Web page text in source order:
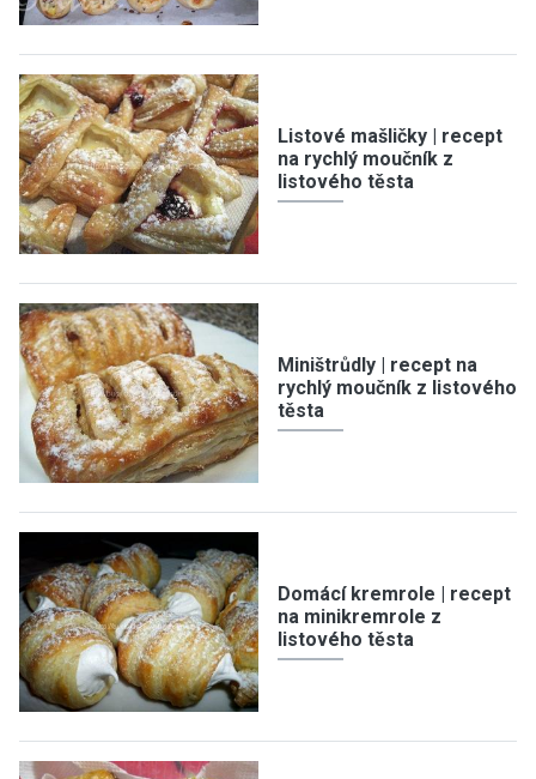
Listové mašličky | recept
na rychlý moučník z
listového těsta
Miništrůdly | recept na
rychlý moučník z listového
těsta
Domácí kremrole | recept
na minikremrole z
listového těsta